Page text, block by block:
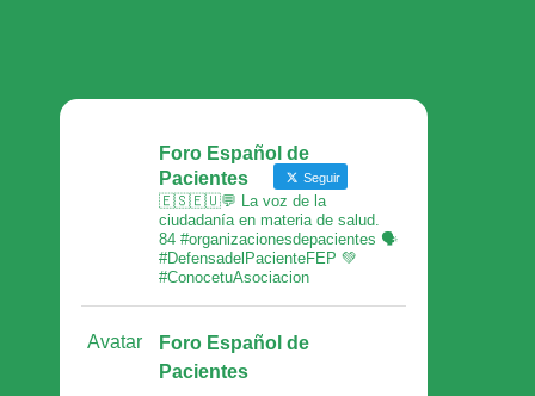
Foro Español de
Pacientes
Seguir
🇪🇸🇪🇺💬 La voz de la
ciudadanía en materia de salud.
84 #organizacionesdepacientes 🗣
#DefensadelPacienteFEP 💚
#ConocetuAsociacion
Avatar
Foro Español de
Pacientes